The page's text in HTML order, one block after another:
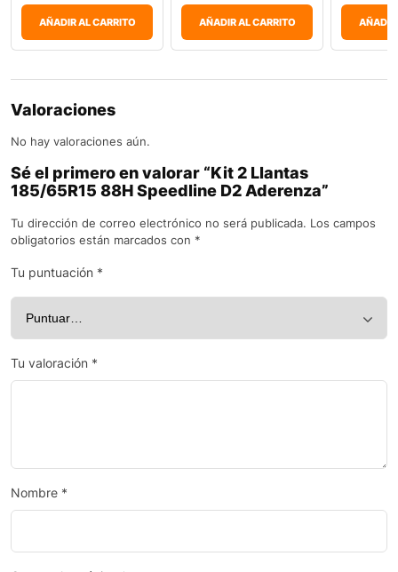
AÑADIR AL CARRITO AÑADIR AL CARRITO AÑADIR
Valoraciones
No hay valoraciones aún.
Sé el primero en valorar “Kit 2 Llantas
185/65R15 88H Speedline D2 Aderenza”
Tu dirección de correo electrónico no será publicada. Los campos
obligatorios están marcados con *
Tu puntuación *
Tu valoración *
Nombre *